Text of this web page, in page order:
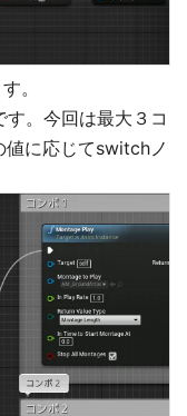
。
。今回は最大３コ
値に応じてswitchノ